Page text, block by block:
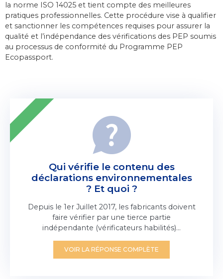
la norme ISO 14025 et tient compte des meilleures
pratiques professionnelles. Cette procédure vise à qualifier
et sanctionner les compétences requises pour assurer la
qualité et l’indépendance des vérifications des PEP soumis
au processus de conformité du Programme PEP
Ecopassport.
Qui vérifie le contenu des
déclarations environnementales
? Et quoi ?
Depuis le 1er Juillet 2017, les fabricants doivent
faire vérifier par une tierce partie
indépendante (vérificateurs habilités)...
VOIR LA RÉPONSE COMPLÈTE
FAQ